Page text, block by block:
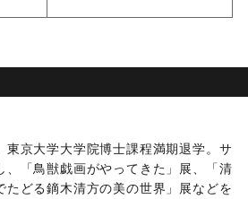
東京大学大学院博士課程満期退学。サ
、「鳥獣戯画がやってきた」展、「清
どる鏑木清方の美の世界」展などを